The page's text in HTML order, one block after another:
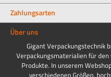
Zahlungsarten
Über uns
Gigant Verpackungstechnik
Verpackungsmaterialien für
Produkte. In unserem